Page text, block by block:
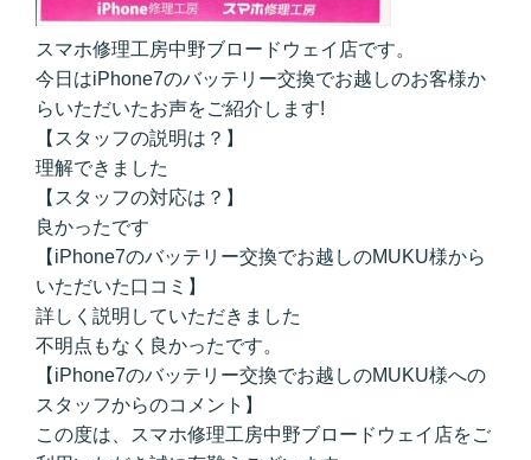
スマホ修理工房中野ブロードウェイ店です。
今日はiPhone7のバッテリー交換でお越しのお客様か
らいただいたお声をご紹介します!
【スタッフの説明は？】
理解できました
【スタッフの対応は？】
良かったです
【iPhone7のバッテリー交換でお越しのMUKU様から
いただいた口コミ】
詳しく説明していただきました
不明点もなく良かったです。
【iPhone7のバッテリー交換でお越しのMUKU様への
スタッフからのコメント】
この度は、スマホ修理工房中野ブロードウェイ店をご